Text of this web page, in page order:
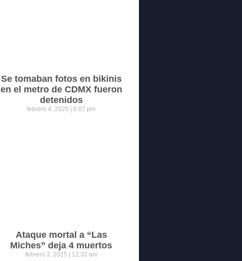
Se tomaban fotos en bikinis
en el metro de CDMX fueron
detenidos
febrero 4, 2025 6:07 pm
Ataque mortal a “Las
Miches” deja 4 muertos
febrero 3, 2025 12:32 am